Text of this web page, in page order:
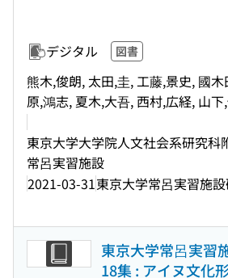
デジタル 図書
熊木,俊朗, 太田,圭, 工藤,景史, 國
原,鴻志, 夏木,大吾, 西村,広経, 山
東京大学大学院人文社会系研究科
常呂実習施設
2021-03-31東京大学常呂実習施
東京大学常呂実習
18集 : アイヌ文化